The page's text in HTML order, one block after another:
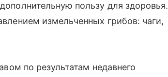
пользу для здоровья.
измельченных грибов: чаги,
по результатам недавнего